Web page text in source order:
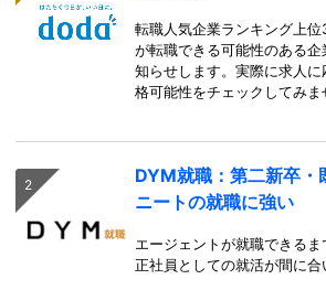
転職人気企業ランキング上
が転職できる可能性のある
知らせします。実際に求人
格可能性をチェックしてみま
DYM就職：第二新卒・
ニートの就職に強い
エージェントが就職できる
正社員としての就活が間に合